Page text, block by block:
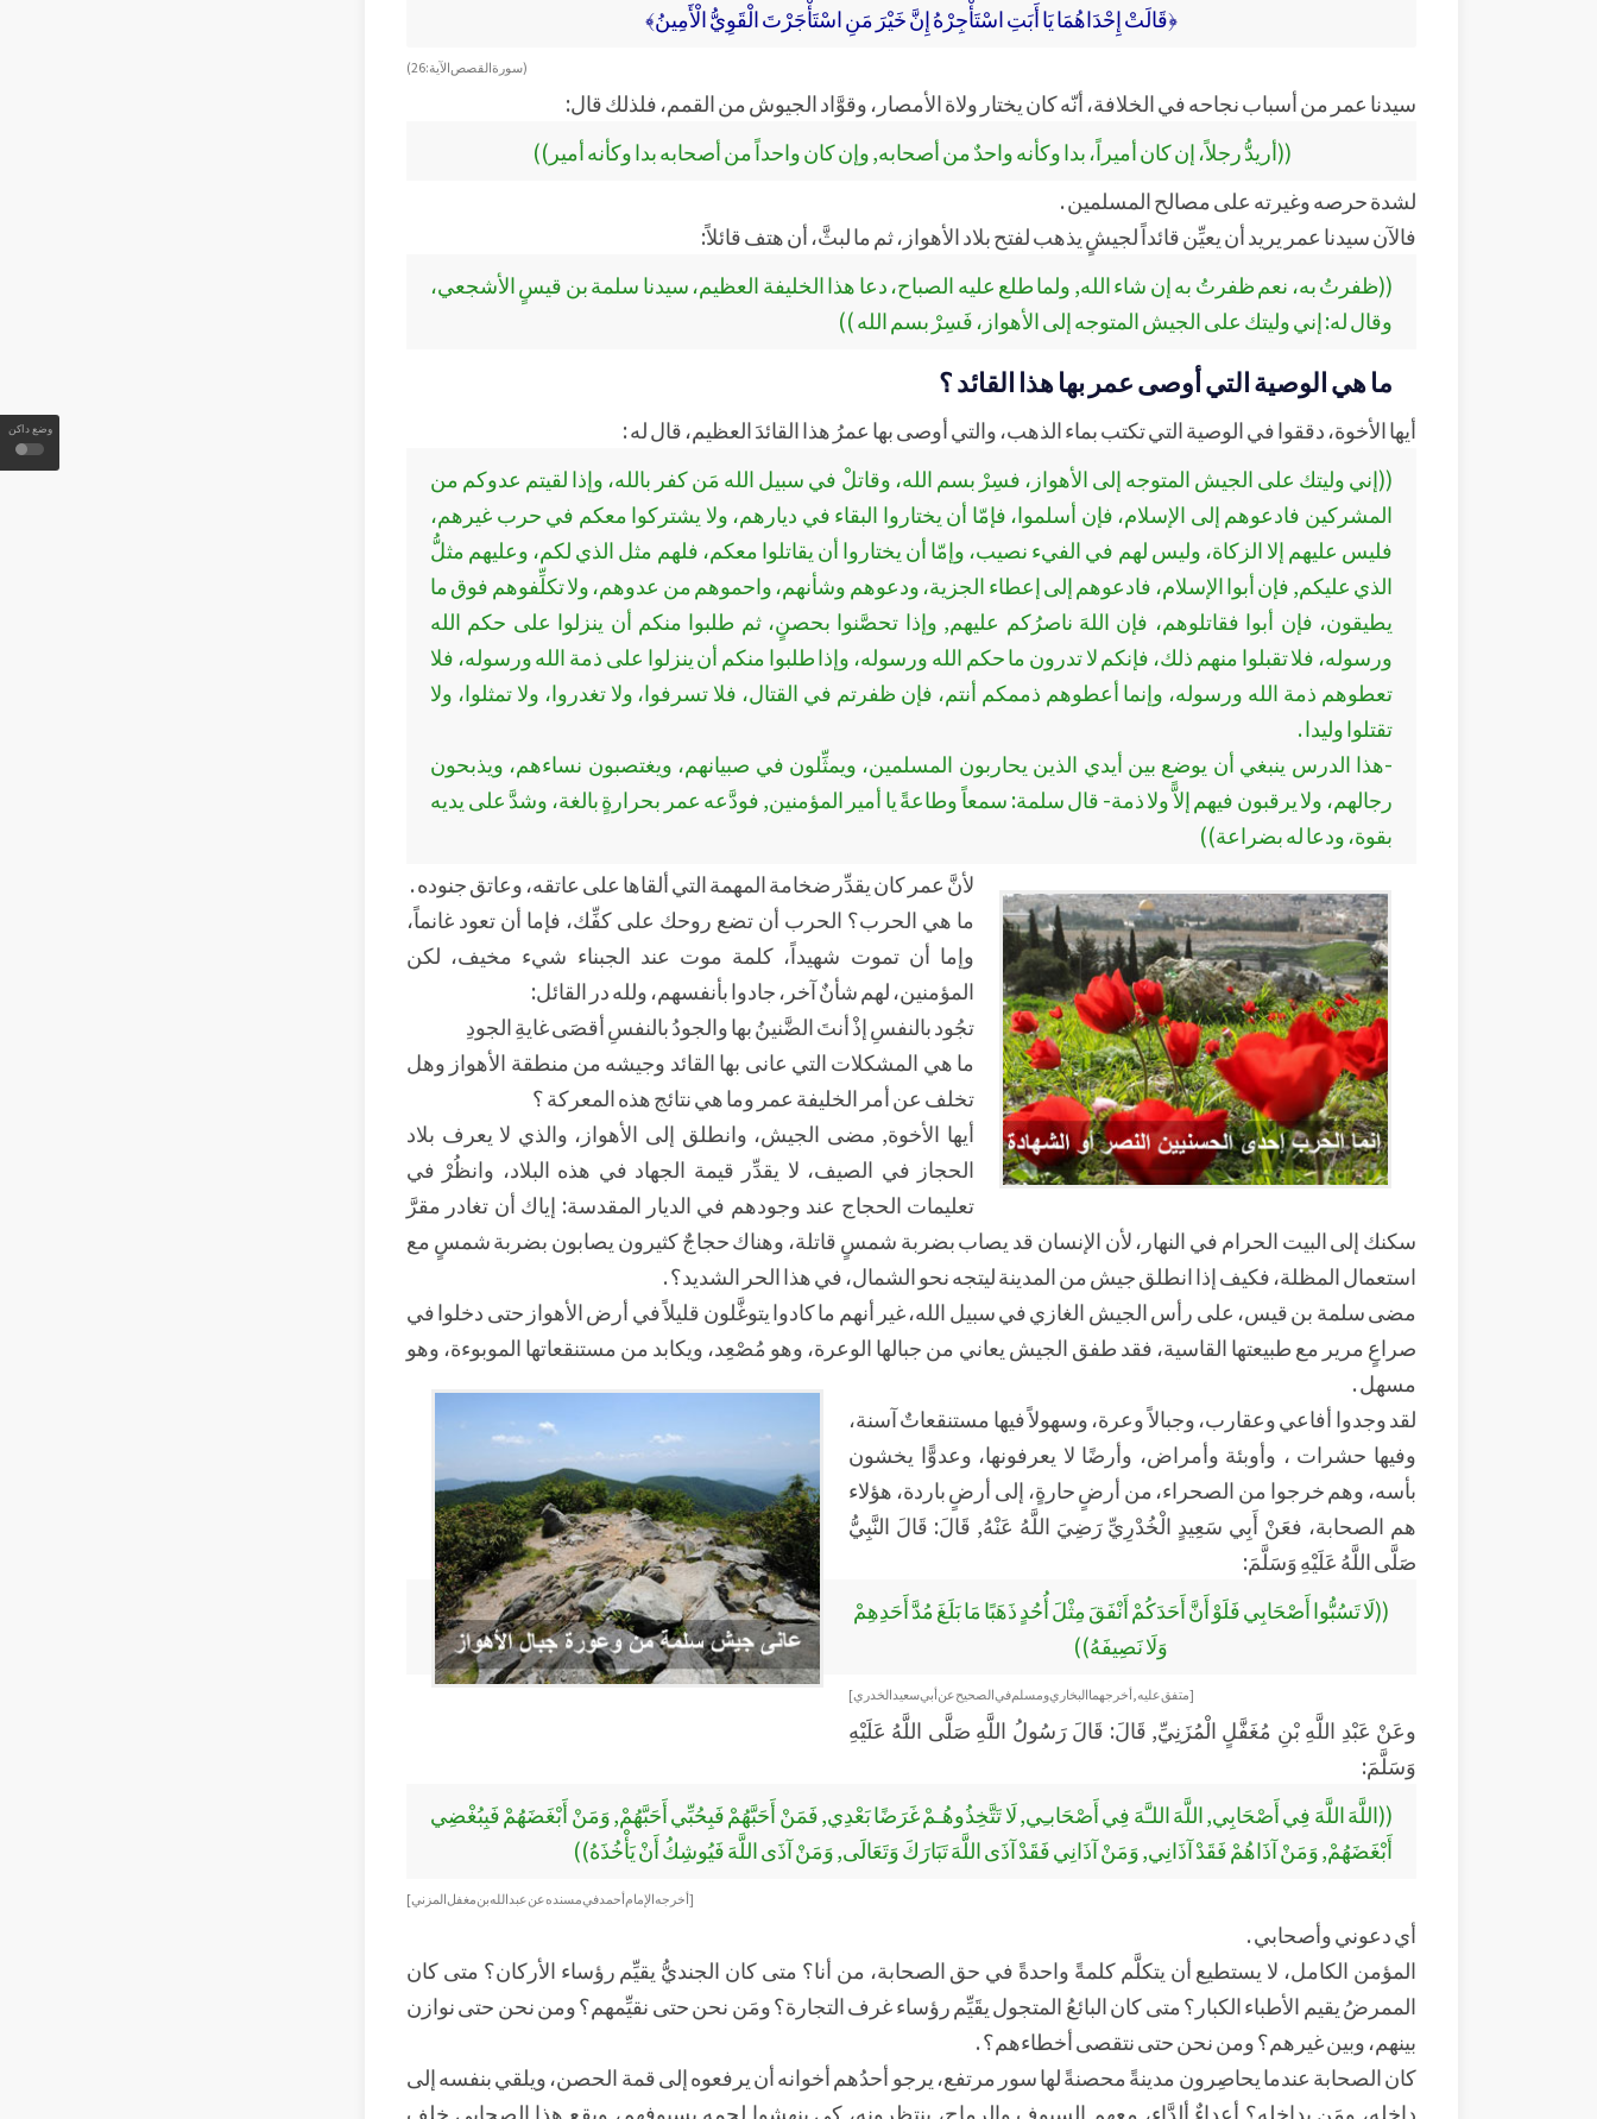
وضع داكن
﴿قَالَتْ إِحْدَاهُمَا يَا أَبَتِ اسْتَأْجِرْهُ إِنَّ خَيْرَ مَنِ اسْتَأْجَرْتَ الْقَوِيُّ الْأَمِينُ﴾
( سورة القصص الآية: 26)
سيدنا عمر من أسباب نجاحه في الخلافة، أنّه كان يختار ولاة الأمصار، وقوَّاد الجيوش من القمم، فلذلك قال:
((أريدُّ رجلاً، إن كان أميراً، بدا وكأنه واحدٌ من أصحابه, وإن كان واحداً من أصحابه بدا وكأنه أمير))
لشدة حرصه وغيرته على مصالح المسلمين .
فالآن سيدنا عمر يريد أن يعيِّن قائداً لجيشٍ يذهب لفتح بلاد الأهواز، ثم ما لبثَّ، أن هتف قائلاً:
((ظفرتُ به، نعم ظفرتُ به إن شاء الله, ولما طلع عليه الصباح، دعا هذا الخليفة العظيم، سيدنا سلمة بن قيسٍ الأشجعي،
وقال له: إني وليتك على الجيش المتوجه إلى الأهواز، فَسِرْ بسم الله ))
ما هي الوصية التي أوصى عمر بها هذا القائد ؟
أيها الأخوة، دققوا في الوصية التي تكتب بماء الذهب، والتي أوصى بها عمرُ هذا القائدَ العظيم، قال له :
((إني وليتك على الجيش المتوجه إلى الأهواز، فسِرْ بسم الله، وقاتلْ في سبيل الله مَن كفر بالله، وإذا لقيتم عدوكم من
المشركين فادعوهم إلى الإسلام، فإن أسلموا، فإمّا أن يختاروا البقاء في ديارهم، ولا يشتركوا معكم في حرب غيرهم،
فليس عليهم إلا الزكاة، وليس لهم في الفيء نصيب، وإمّا أن يختاروا أن يقاتلوا معكم، فلهم مثل الذي لكم، وعليهم مثلُّ
الذي عليكم, فإن أبوا الإسلام، فادعوهم إلى إعطاء الجزية، ودعوهم وشأنهم، واحموهم من عدوهم، ولا تكلِّفوهم فوق ما
يطيقون، فإن أبوا فقاتلوهم، فإن اللهَ ناصرُكم عليهم, وإذا تحصَّنوا بحصنٍ، ثم طلبوا منكم أن ينزلوا على حكم الله
ورسوله، فلا تقبلوا منهم ذلك، فإنكم لا تدرون ما حكم الله ورسوله، وإذا طلبوا منكم أن ينزلوا على ذمة الله ورسوله، فلا
تعطوهم ذمة الله ورسوله، وإنما أعطوهم ذممكم أنتم، فإن ظفرتم في القتال، فلا تسرفوا، ولا تغدروا، ولا تمثلوا، ولا
تقتلوا وليدا .
-هذا الدرس ينبغي أن يوضع بين أيدي الذين يحاربون المسلمين، ويمثِّلون في صبيانهم، ويغتصبون نساءهم، ويذبحون
رجالهم، ولا يرقبون فيهم إلاًّ ولا ذمة- قال سلمة: سمعاً وطاعةً يا أمير المؤمنين, فودَّعه عمر بحرارةٍ بالغة، وشدَّ على يديه
بقوة، ودعا له بضراعة))
لأنَّ عمر كان يقدِّر ضخامة المهمة التي ألقاها على عاتقه، وعاتق جنوده .
ما هي الحرب؟ الحرب أن تضع روحك على كفِّك، فإما أن تعود غانماً،
وإما أن تموت شهيداً، كلمة موت عند الجبناء شيء مخيف، لكن
المؤمنين، لهم شأنٌ آخر، جادوا بأنفسهم، ولله در القائل:
تجُود بالنفسِ إذْ أنتَ الضَّنينُ بها والجودُ بالنفسِ أقصَى غايةِ الجودِ
ما هي المشكلات التي عانى بها القائد وجيشه من منطقة الأهواز وهل
تخلف عن أمر الخليفة عمر وما هي نتائج هذه المعركة ؟
أيها الأخوة, مضى الجيش، وانطلق إلى الأهواز، والذي لا يعرف بلاد
الحجاز في الصيف، لا يقدِّر قيمة الجهاد في هذه البلاد، وانظُرْ في
تعليمات الحجاج عند وجودهم في الديار المقدسة: إياك أن تغادر مقرَّ
سكنك إلى البيت الحرام في النهار، لأن الإنسان قد يصاب بضربة شمسٍ قاتلة، وهناك حجاجٌ كثيرون يصابون بضربة شمسٍ مع
استعمال المظلة، فكيف إذا انطلق جيش من المدينة ليتجه نحو الشمال، في هذا الحر الشديد؟ .
مضى سلمة بن قيس، على رأس الجيش الغازي في سبيل الله، غير أنهم ما كادوا يتوغَّلون قليلاً في أرض الأهواز حتى دخلوا في
صراعٍ مرير مع طبيعتها القاسية، فقد طفق الجيش يعاني من جبالها الوعرة، وهو مُصْعِد، ويكابد من مستنقعاتها الموبوءة، وهو
مسهل .
لقد وجدوا أفاعي وعقارب، وجبالاً وعرة، وسهولاً فيها مستنقعاتٌ آسنة،
وفيها حشرات ، وأوبئة وأمراض، وأرضًا لا يعرفونها، وعدوًّا يخشون
بأسه، وهم خرجوا من الصحراء، من أرضٍ حارةٍ، إلى أرضٍ باردة، هؤلاء
هم الصحابة، فعَنْ أَبِي سَعِيدٍ الْخُدْرِيِّ رَضِيَ اللَّهُ عَنْهُ, قَالَ: قَالَ النَّبِيُّ
صَلَّى اللَّهُ عَلَيْهِ وَسَلَّمَ:
((لَا تَسُبُّوا أَصْحَابِي فَلَوْ أَنَّ أَحَدَكُمْ أَنْفَقَ مِثْلَ أُحُدٍ ذَهَبًا مَا بَلَغَ مُدَّ أَحَدِهِمْ
وَلَا نَصِيفَهُ))
[متفق عليه, أخرجهما البخاري ومسلم في الصحيح عن أبي سعيد الخدري]
وعَنْ عَبْدِ اللَّهِ بْنِ مُغَفَّلٍ الْمُزَنِيِّ, قَالَ: قَالَ رَسُولُ اللَّهِ صَلَّى اللَّهُ عَلَيْهِ
وَسَلَّمَ:
((اللَّهَ اللَّهَ فِي أَصْحَابِي, اللَّهَ اللـَّهَ فِي أَصْحَابـِي, لَا تَتَّخِذُوهُـمْ غَرَضًا بَعْدِي, فَمَنْ أَحَبَّهُمْ فَبِحُبِّي أَحَبَّهُمْ, وَمَنْ أَبْغَضَهُمْ فَبِبُغْضِي
أَبْغَضَهُمْ, وَمَنْ آذَاهُمْ فَقَدْ آذَانِي, وَمَنْ آذَانِي فَقَدْ آذَى اللَّهَ تَبَارَكَ وَتَعَالَى, وَمَنْ آذَى اللَّهَ فَيُوشِكُ أَنْ يَأْخُذَهُ))
[أخرجه الإمام أحمد في مسنده عن عبد الله بن مغفل المزني]
أي دعوني وأصحابي .
المؤمن الكامل، لا يستطيع أن يتكلَّم كلمةً واحدةً في حق الصحابة، من أنا؟ متى كان الجنديُّ يقيِّم رؤساء الأركان؟ متى كان
الممرضُ يقيم الأطباء الكبار؟ متى كان البائعُ المتجول يقَيِّم رؤساء غرف التجارة؟ ومَن نحن حتى نقيِّمهم؟ ومن نحن حتى نوازن
بينهم، وبين غيرهم؟ ومن نحن حتى نتقصى أخطاءهم؟ .
كان الصحابة عندما يحاصِرون مدينةً محصنةً لها سور مرتفع، يرجو أحدُهم أخوانه أن يرفعوه إلى قمة الحصن، ويلقي بنفسه إلى
داخله، ومَن بداخله؟ أعداءٌ ألدَّاء، معهم السيوف والرماح، ينتظرونه، كي ينهشوا لحمه بسيوفهم، ويقع هذا الصحابي خلف